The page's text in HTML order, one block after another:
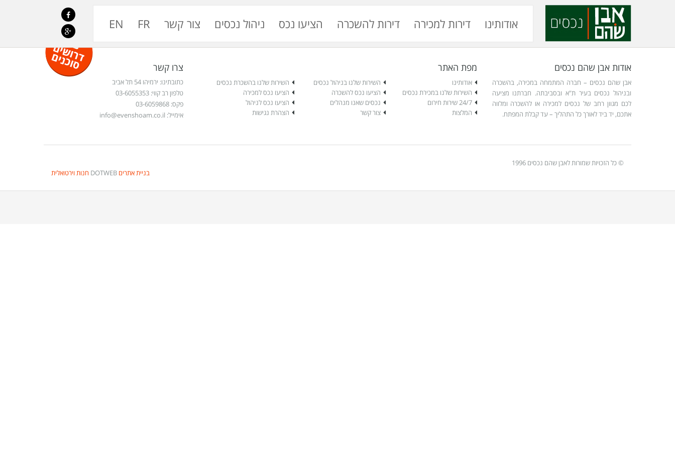
אודותינו דירות למכירה דירות להשכרה הציעו נכס ניהול נכסים צור קשר FR
EN
אודות אבן שהם נכסים
אבן שהם נכסים – חברה המתמחה במכירה, בהשכרה
ובניהול נכסים בעיר ת"א ובסביבתה. חברתנו מציעה
לכם מגוון רחב של נכסים למכירה או להשכרה ומלווה
אתכם, יד ביד לאורך כל התהליך – עד קבלת המפתח.
מפת האתר
אודותינו השירות שלנו בניהול נכסים
השירות שלנו בהשכרת נכסים
השירות שלנו במכירת נכסים
הציעו נכס להשכרה
הציעו נכס למכירה
24/7 שירות חירום
נכסים שאנו מנהלים
הציעו נכס לניהול
המלצות
צור קשר הצהרת נגישות
צרו קשר
כתובתינו: ירמיהו 54 תל אביב
טלפון רב קווי: 03-6055353
פקס: 03-6059868
אימייל: info@evenshoam.co.il
© כל הזכויות שמורות לאבן שהם נכסים 1996
בניית אתרים
חנות וירטואלית